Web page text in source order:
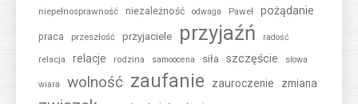
niepełnosprawność niezależność odwaga Paweł pożądanie
praca przeszłość przyjaciele przyjaźń radość
relacja relacje rodzina samoocena siła szczęście słowa
wiara wolność zaufanie zauroczenie zmiana